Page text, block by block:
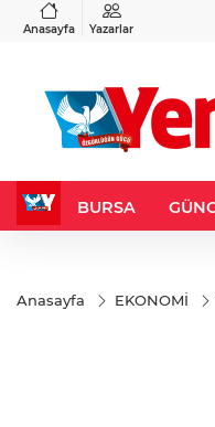
Anasayfa Yazarlar
%-0,22
BURSA
Anasayfa EKONOMİ